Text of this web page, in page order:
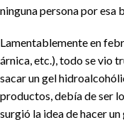
ninguna persona por esa
Lamentablemente en
árnica, etc.), todo se vio
sacar un gel
productos, debía de ser
surgió la idea de hacer